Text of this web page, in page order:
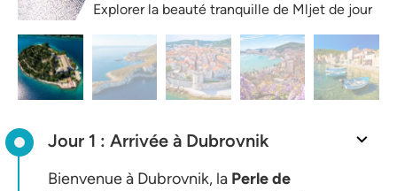
Explorer la beauté tranquille de Mljet de jour
Jour 1 : Arrivée à Dubrovnik
Bienvenue à Dubrovnik, la Perle de